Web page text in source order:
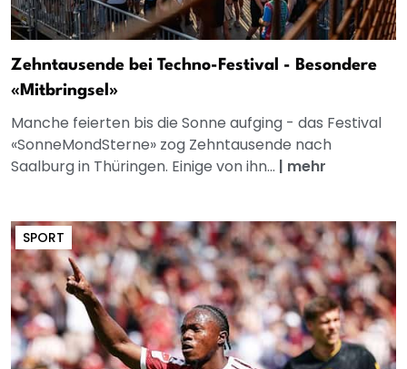
Zehntausende bei Techno-Festival - Besondere
«Mitbringsel»
Manche feierten bis die Sonne aufging - das Festival
«SonneMondSterne» zog Zehntausende nach
Saalburg in Thüringen. Einige von ihn... | mehr
SPORT